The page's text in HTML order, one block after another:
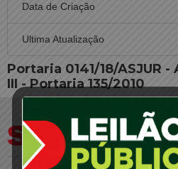
Data de Criação
Ultima Atualização
Portaria 0141/18/ASJUR
III - Portaria 135/2010